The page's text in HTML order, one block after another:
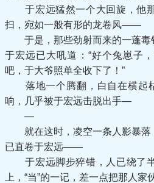
于宏远猛然一个大回旋，他那
扫，宛如一般有形的龙卷风——
于是，那些劲射而来的一蓬毒
于宏远已大吼道：“好个兔崽子
吧，于大爷照单全收下了！”
落地一个腾翻，白自在横起枯
响，几乎被于宏远击脱出手—
—
就在这时，凌空一条人影暴落
已直卷于宏远——
于宏远脚步猝错，人已绕了半
上，“当”的一记，差一点把那人家